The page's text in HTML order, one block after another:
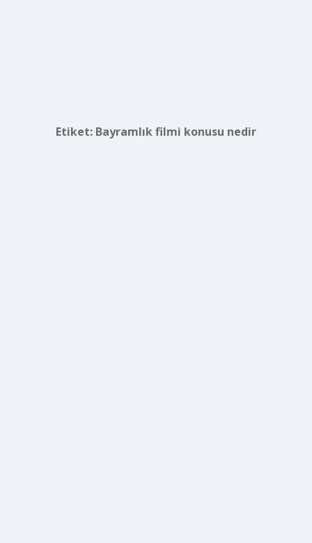
Etiket: Bayramlık filmi konusu nedir